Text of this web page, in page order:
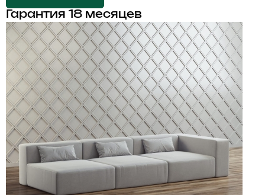
Гарантия 18 месяцев